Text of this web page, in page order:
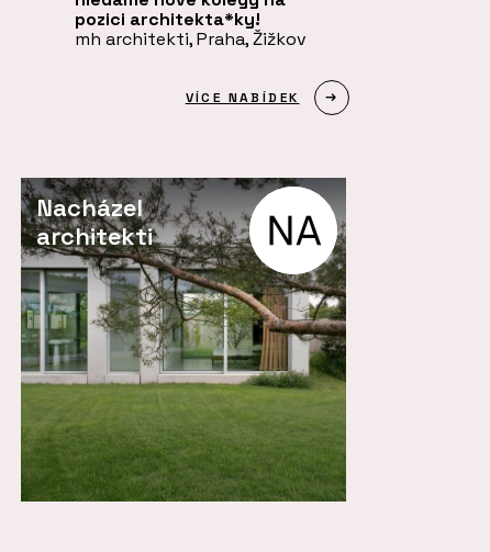
pozici architekta*ky!
mh architekti, Praha, Žižkov
VÍCE NABÍDEK
Nacházel
architekti